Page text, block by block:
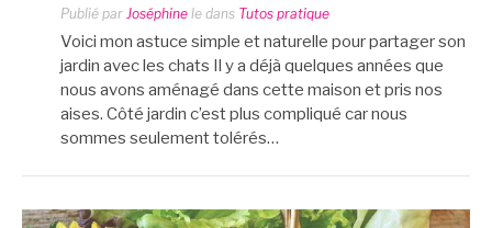
Publié par Joséphine le dans Tutos pratique
Voici mon astuce simple et naturelle pour partager son
jardin avec les chats Il y a déjà quelques années que
nous avons aménagé dans cette maison et pris nos
aises. Côté jardin c’est plus compliqué car nous
sommes seulement tolérés…